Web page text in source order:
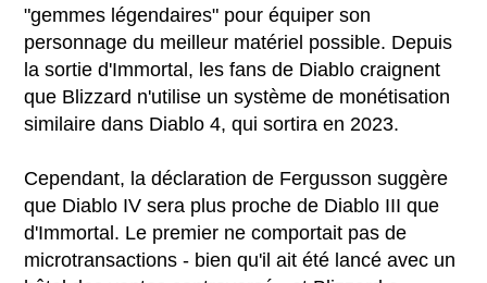
"gemmes légendaires" pour équiper son
personnage du meilleur matériel possible. Depuis
la sortie d'Immortal, les fans de Diablo craignent
que Blizzard n'utilise un système de monétisation
similaire dans Diablo 4, qui sortira en 2023.
Cependant, la déclaration de Fergusson suggère
que Diablo IV sera plus proche de Diablo III que
d'Immortal. Le premier ne comportait pas de
microtransactions - bien qu'il ait été lancé avec un